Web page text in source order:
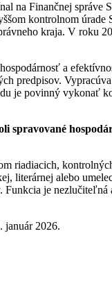
na Finančnej správe
kontrolnom
kraja. V roku
a
predpisov.
je povinný vykonať
riadiacich,
literárnej alebo
je nezlučiteľná
január 2026.